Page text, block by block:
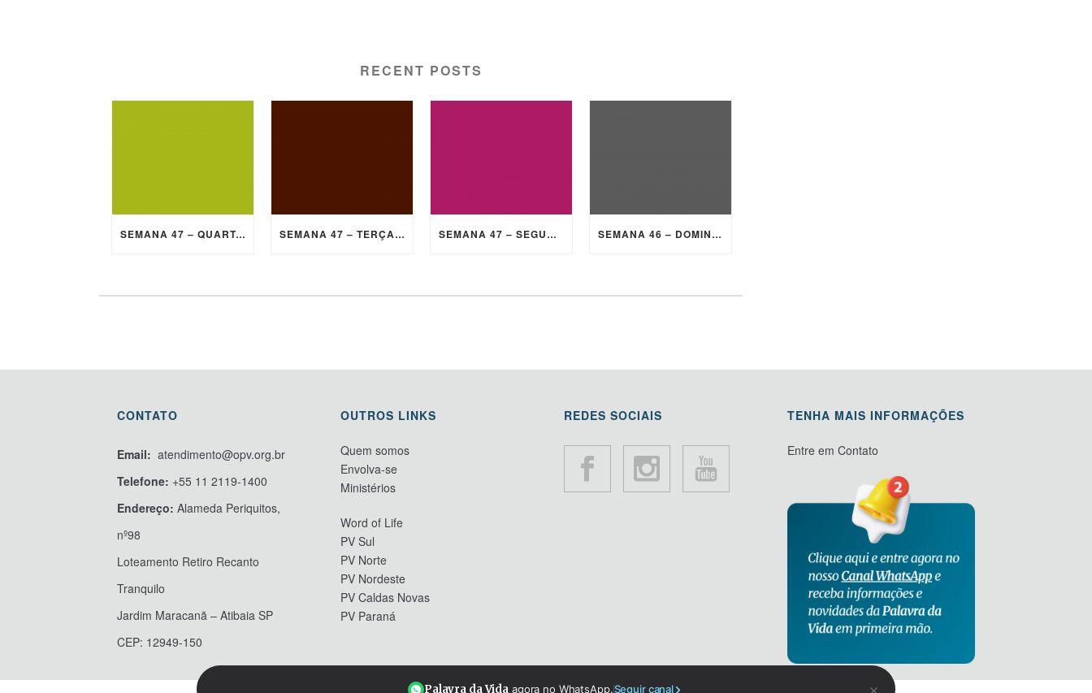
RECENT POSTS
SEMANA 47 – QUARTA-FEIRA SEMANA 47 – TERÇA-FEIRA SEMANA 47 – SEGUNDA-FEIRA SEMANA 46 – DOMINGO
CONTATO
Email: atendimento@opv.org.br
Telefone: +55 11 2119-1400
Endereço: Alameda Periquitos,
nº98
Loteamento Retiro Recanto
Tranquilo
Jardim Maracanã – Atibaia SP
CEP: 12949-150
OUTROS LINKS
Quem somos
Envolva-se
Ministérios
Word of Life
PV Sul
PV Norte
PV Nordeste
PV Caldas Novas
PV Paraná
REDES SOCIAIS TENHA MAIS INFORMAÇÕES
Entre em Contato
Palavra da Vida agora no WhatsApp.Seguir canal